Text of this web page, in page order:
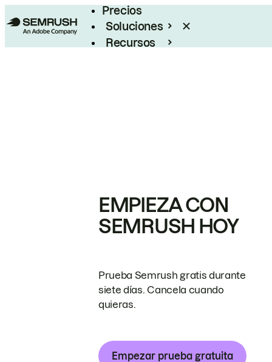
Precios
Soluciones
Recursos
EMPIEZA CON
SEMRUSH HOY
Prueba Semrush gratis durante
siete días. Cancela cuando
quieras.
Empezar prueba gratuita